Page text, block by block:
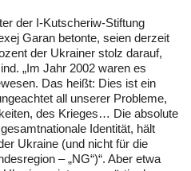
der I-Kutscheriw-Stiftung
Garan betonte, seien derzeit
der Ukrainer stolz darauf,
„Im Jahr 2002 waren es
Das heißt: Dies ist ein
all unserer Probleme,
des Krieges… Die absolute
Identität, hält
Ukraine (und nicht für die
– „NG“)“. Aber etwa